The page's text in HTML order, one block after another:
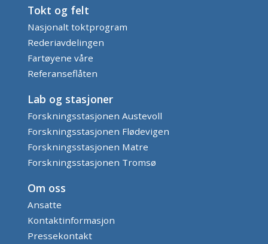
Tokt og felt
Nasjonalt toktprogram
Rederiavdelingen
Fartøyene våre
Referanseflåten
Lab og stasjoner
Forskningsstasjonen Austevoll
Forskningsstasjonen Flødevigen
Forskningsstasjonen Matre
Forskningsstasjonen Tromsø
Om oss
Ansatte
Kontaktinformasjon
Pressekontakt